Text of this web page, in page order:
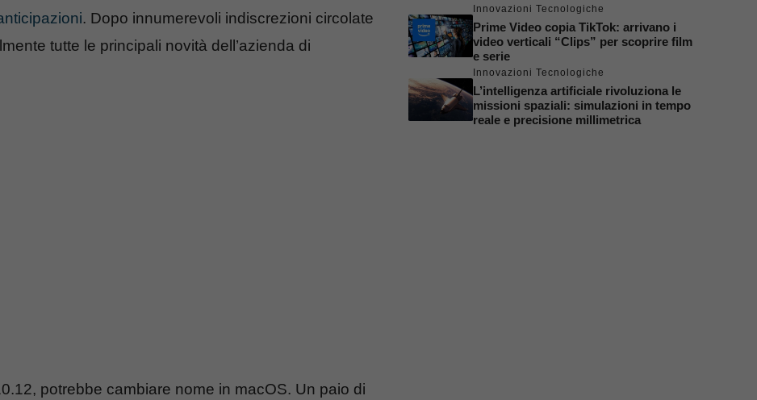
. Dopo innumerevoli indiscrezioni circolate
tutte le principali novità dell’azienda di
potrebbe cambiare nome in macOS. Un paio di
Innovazioni Tecnologiche
Prime Video copia TikTok: arrivano i
video verticali “Clips” per scoprire film
e serie
Innovazioni Tecnologiche
L’intelligenza artificiale rivoluziona le
missioni spaziali: simulazioni in tempo
reale e precisione millimetrica